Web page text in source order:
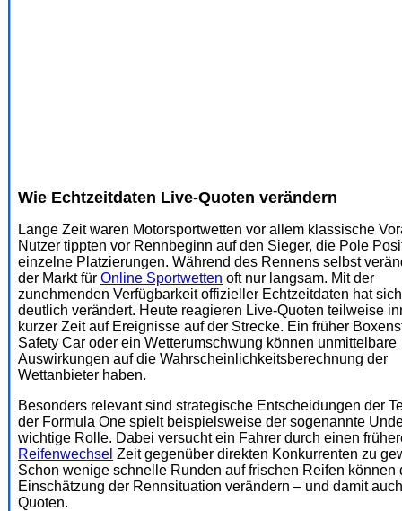
Wie Echtzeitdaten Live-Quoten verändern
Lange Zeit waren Motorsportwetten vor allem klassische
Nutzer tippten vor Rennbeginn auf den Sieger, die Pole
einzelne Platzierungen. Während des Rennens selbst
der Markt für Online Sportwetten oft nur langsam. Mit der
zunehmenden Verfügbarkeit offizieller Echtzeitdaten hat
deutlich verändert. Heute reagieren Live-Quoten teilweise
kurzer Zeit auf Ereignisse auf der Strecke. Ein früher
Safety Car oder ein Wetterumschwung können unmittelbare
Auswirkungen auf die Wahrscheinlichkeitsberechnung der
Wettanbieter haben.
Besonders relevant sind strategische Entscheidungen der
der Formula One spielt beispielsweise der sogenannte
wichtige Rolle. Dabei versucht ein Fahrer durch einen
Reifenwechsel Zeit gegenüber direkten Konkurrenten zu
Schon wenige schnelle Runden auf frischen Reifen können
Einschätzung der Rennsituation verändern – und damit
Quoten.